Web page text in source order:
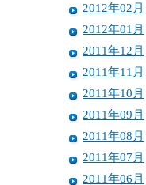
2012年02月
2012年01月
2011年12月
2011年11月
2011年10月
2011年09月
2011年08月
2011年07月
2011年06月